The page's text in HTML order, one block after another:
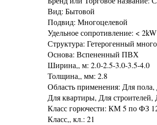
Вид: Бытовой
Подвид: Многоцелевой
Удельное сопротивление: < 2kW
Структура: Гетерогенный
Основа: Вспененный ПВХ
Ширина,, м: 2.0-2.5-3.0-3.5-4.0
Толщина,, мм: 2.8
Область применения: Для
Для квартиры, Для
Класс горючести: КМ 5 по ФЗ
Класс,, кл.: 21